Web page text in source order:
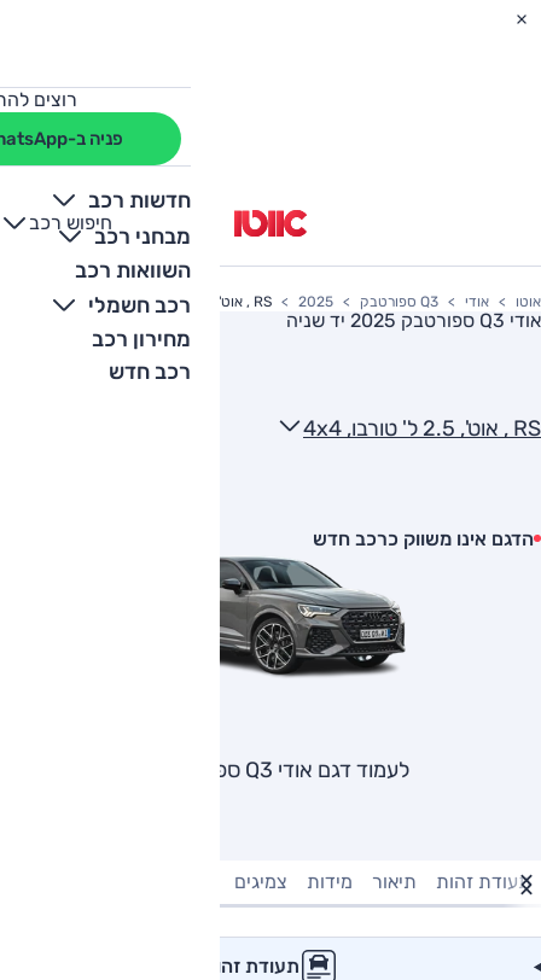
רוצים
פניה ב-WhatsApp
חדשות רכב
מבחני רכב
השוואות רכב
רכב חשמלי
מחירון רכב
רכב חדש
חיפוש רכב
+
-
אוטו אודי Q3 ספורטבק 2025 RS , אוט', 2.5 ל' טורבו, 4x4
אודי Q3 ספורטבק 2025 יד שניה
RS , אוט', 2.5 ל' טורבו, 4x4
הדגם אינו משווק כרכב חדש
לעמוד דגם אודי Q3 ספורטבק
תעודת זהות תיאור מידות צמיגים
תעודת זהות